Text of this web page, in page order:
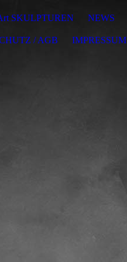
SKULPTUREN NEWS
/ AGB IMPRESSUM